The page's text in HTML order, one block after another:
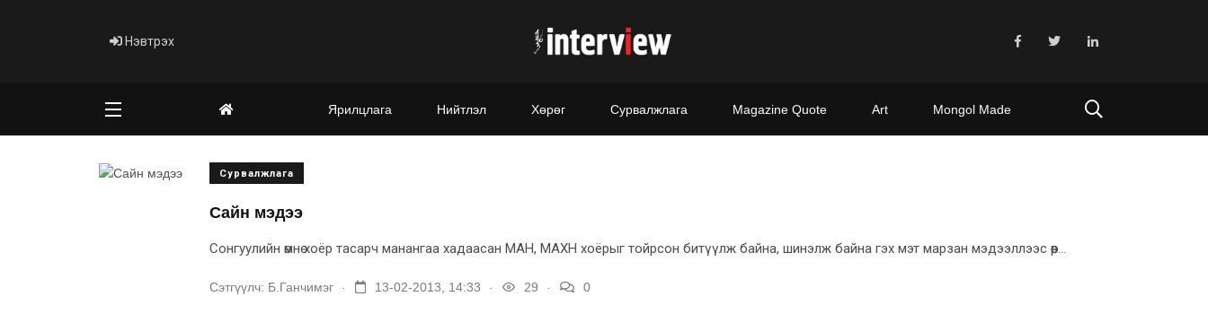
Нэвтрэх
Ярилцлага Нийтлэл Хөрөг Сурвалжлага Magazine Quote Art Mongol Made
Сурвалжлага
Сайн мэдээ
Сонгуулийн өмнө хоёр тасарч манангаа хадаасан МАН, МАХН хоёрыг тойрсон битүүлж байна, шинэлж байна гэх мэт марзан мэдээллээс өөр...
Сэтгүүлч: Б.Ганчимэг 13-02-2013, 14:33 29 0